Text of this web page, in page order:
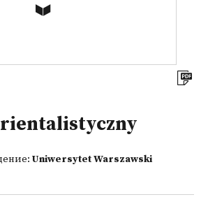
Uniwersytet Warszawski